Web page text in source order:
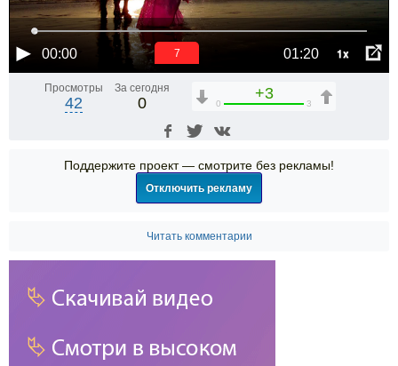
00:00 01:20 1x
7
Просмотры
42
За сегодня
0
+3
0 3
Поддержите проект — смотрите без рекламы!
Отключить рекламу
Читать комментарии